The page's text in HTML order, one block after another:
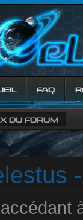
FAQ
DU FORUM